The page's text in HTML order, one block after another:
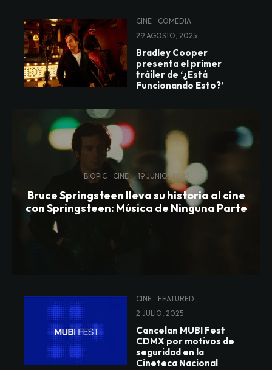
CINE COMEDIA ·
29 AGOSTO, 2025
Bradley Cooper
presenta el primer
tráiler de ‘¿Está
Funcionando Esto?’
BIOPIC CINE · 19 JUNIO, 2025
Bruce Springsteen lleva su historia al cine
con Springsteen: Música de Ninguna Parte
CINE FEATURED ·
2 JULIO, 2025
Cancelan MUBI Fest
CDMX por motivos de
seguridad en la
Cineteca Nacional